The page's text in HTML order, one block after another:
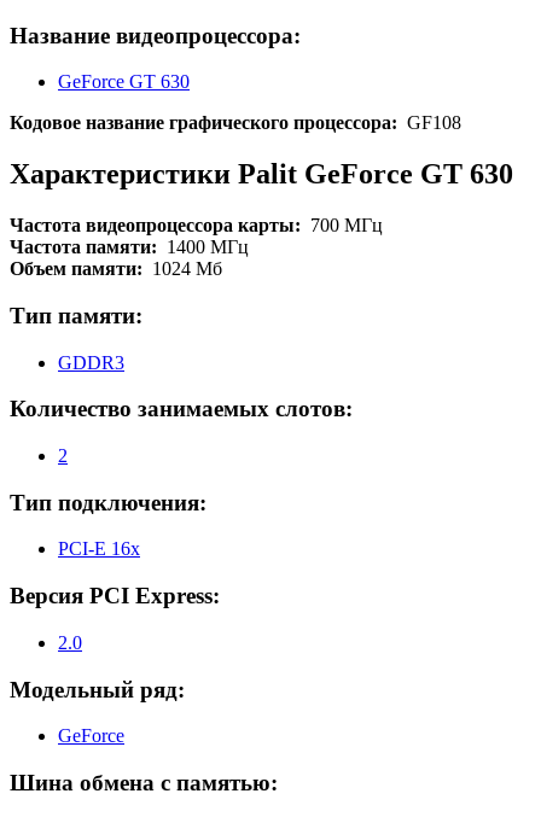
Название видеопроцессора:
GeForce GT 630
Кодовое название графического процессора: GF108
Характеристики Palit GeForce GT 630
Частота видеопроцессора карты: 700 МГц
Частота памяти: 1400 МГц
Объем памяти: 1024 Мб
Тип памяти:
GDDR3
Количество занимаемых слотов:
2
Тип подключения:
PCI-E 16x
Версия PCI Express:
2.0
Модельный ряд:
GeForce
Шина обмена с памятью: